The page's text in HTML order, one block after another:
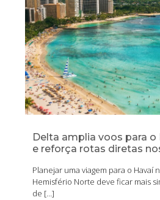
Delta amplia voos para o
e reforça rotas diretas
Planejar uma viagem para o Havaí
Hemisfério Norte deve ficar mais
de […]